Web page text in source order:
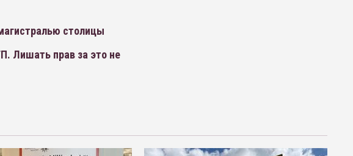
столицы
Лишать прав за это не